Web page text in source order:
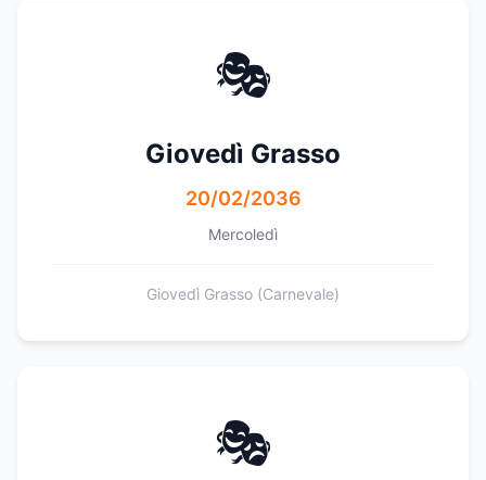
🎭
Giovedì Grasso
20/02/2036
Mercoledì
Giovedì Grasso (Carnevale)
🎭